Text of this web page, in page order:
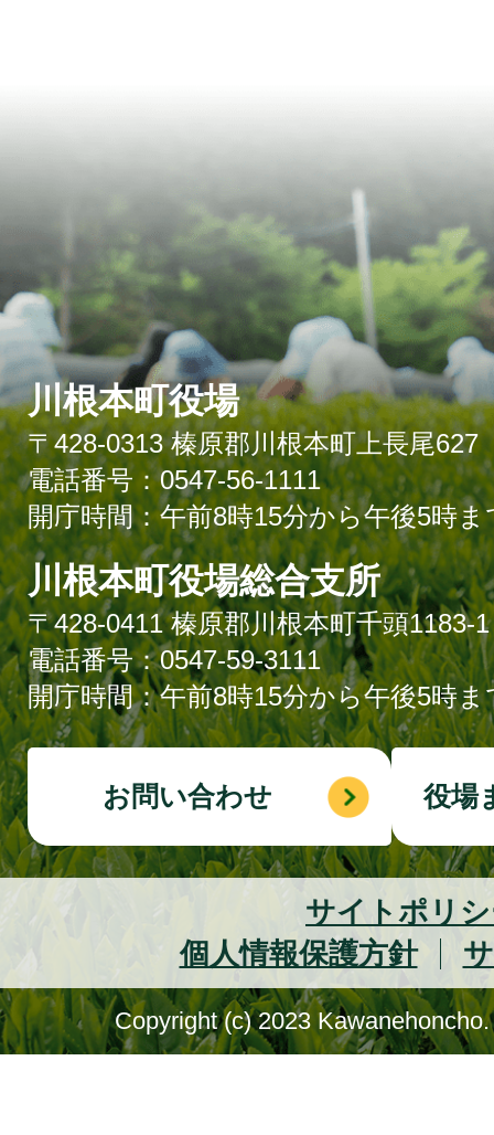
川根本町役場
〒428-0313 榛原郡川根本町上長尾627
電話番号：0547-56-1111
開庁時間：午前8時15分から午後5時ま
川根本町役場総合支所
〒428-0411 榛原郡川根本町千頭1183-1
電話番号：0547-59-3111
開庁時間：午前8時15分から午後5時ま
お問い合わせ 役場
サイトポリ
個人情報保護方針
Copyright (c) 2023